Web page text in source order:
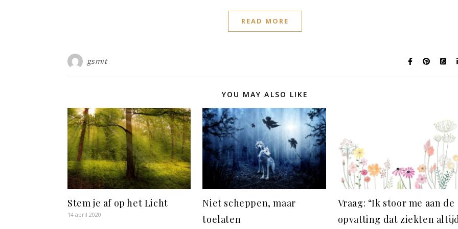
READ MORE
gsmit
YOU MAY ALSO LIKE
Stem je af op het Licht
14 april 2020
Niet scheppen, maar
toelaten
Vraag: “Ik stoor me aan de
opvatting dat ziekten